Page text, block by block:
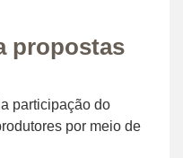
propostas
participação do
por meio de